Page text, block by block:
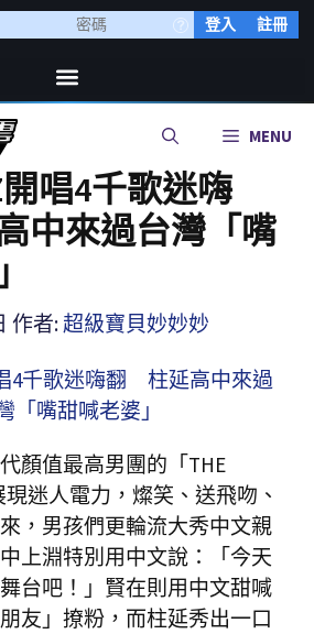
登入 註冊
MENU
開唱4千歌迷嗨
中來過台灣「嘴
作者: 超級寶貝妙妙妙
顏值最高男團的「THE
現迷人電力，燦笑、送飛吻、
，男孩們更輪流大秀中文親
上淵特別用中文說：「今天
台吧！」賢在則用中文甜喊
朋友」撩粉，而柱延秀出一口